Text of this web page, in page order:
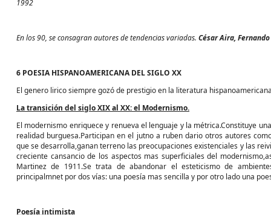
1992
En los 90, se consagran autores de tendencias variadas. César Aira,
6 POESIA HISPANOAMERICANA DEL SIGLO XX
El genero lirico siempre gozó de prestigio en la literatura
La transición del siglo XIX al XX: el Modernismo.
El modernismo enriquece y renueva el lenguaje y la métrica.Constituye
realidad burguesa.Participan en el jutno a ruben dario otros autores
que se desarrolla,ganan terreno las preocupaciones existenciales y las
creciente cansancio de los aspectos mas superficiales del
Martinez de 1911.Se trata de abandonar el esteticismo de
principalmnet por dos vías: una poesía mas sencilla y por otro lado una
Poesía intimista